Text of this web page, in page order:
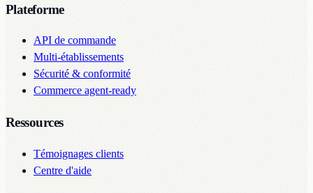
Plateforme
API de commande
Multi-établissements
Sécurité & conformité
Commerce agent-ready
Ressources
Témoignages clients
Centre d'aide